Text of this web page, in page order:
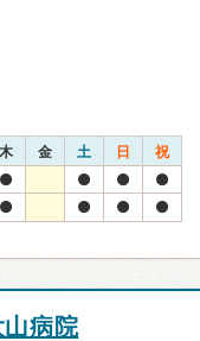
木 金 土 日 祝
病院